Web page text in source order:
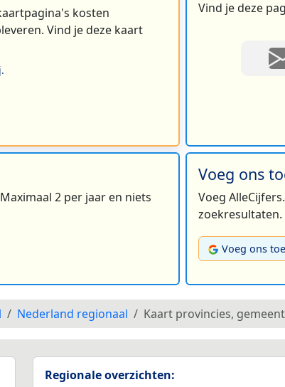
kosten
Vind je deze kaart
Vind je deze
2 per jaar en niets
Voeg ons
Voeg
zoekresultaten.
Voeg ons
Nederland regionaal Kaart provincies,
Regionale overzichten: